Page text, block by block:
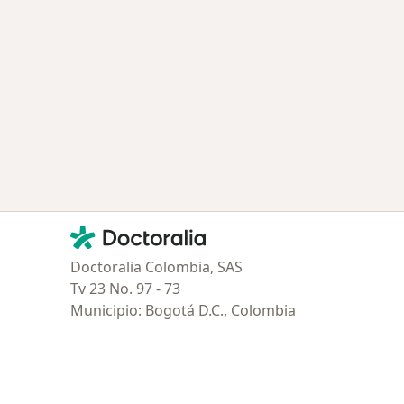
Contacto
Doctoralia - Página de inicio
Doctoralia Colombia, SAS
Tv 23 No. 97 - 73
Municipio: Bogotá D.C., Colombia